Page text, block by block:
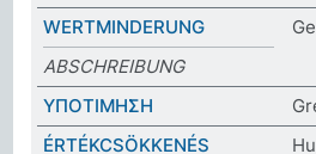
WERTMINDERUNG
ABSCHREIBUNG
ΥΠΟΤΙΜΗΣΗ
ÉRTÉKCSÖKKENÉS